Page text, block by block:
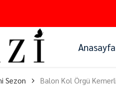
Anasayfa
Sezon Balon Kol Örgü